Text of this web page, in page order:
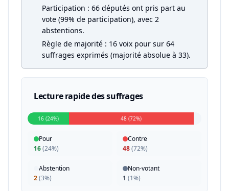
Participation : 66 députés ont pris part au
vote (99% de participation), avec 2
abstentions.
Règle de majorité : 16 voix pour sur 64
suffrages exprimés (majorité absolue à 33).
Lecture rapide des suffrages
16 (24%) 48 (72%)
Pour
16(24%)
Contre
48(72%)
Abstention
2(3%)
Non-votant
1 (1%)